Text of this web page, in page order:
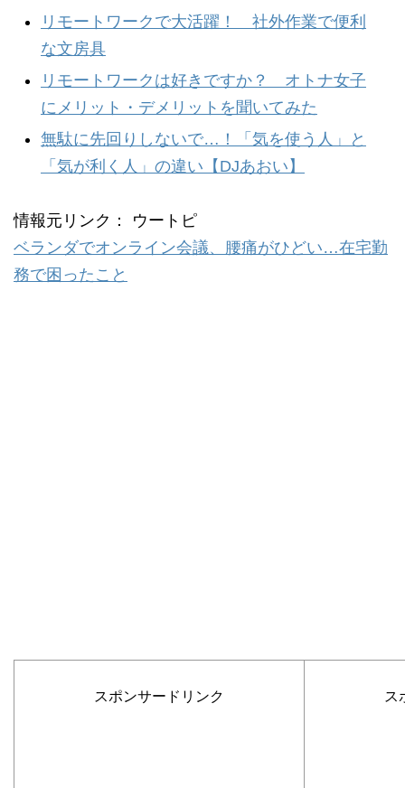
リモートワークで大活躍！ 社外作業で便利
な文房具
リモートワークは好きですか？ オトナ女子
にメリット・デメリットを聞いてみた
無駄に先回りしないで…！「気を使う人」と
「気が利く人」の違い【DJあおい】
情報元リンク： ウートピ
ベランダでオンライン会議、腰痛がひどい…在宅勤
務で困ったこと
スポンサードリンク ス